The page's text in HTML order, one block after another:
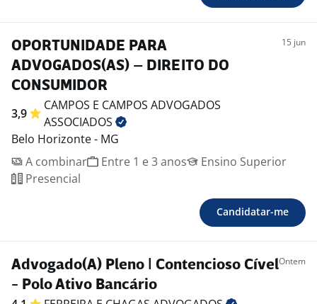
OPORTUNIDADE PARA
ADVOGADOS(AS) – DIREITO DO
CONSUMIDOR
15 jun
3,9
CAMPOS E CAMPOS ADVOGADOS
ASSOCIADOS
Belo Horizonte - MG
A combinar
Entre 1 e 3 anos
Ensino Superior
Presencial
Candidatar-me
Advogado(A) Pleno | Contencioso Cível
- Polo Ativo Bancário
Ontem